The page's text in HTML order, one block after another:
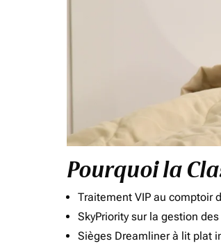
Pourquoi la
Traitement VIP au comptoir
SkyPriority sur la gestion
Sièges Dreamliner à lit plat